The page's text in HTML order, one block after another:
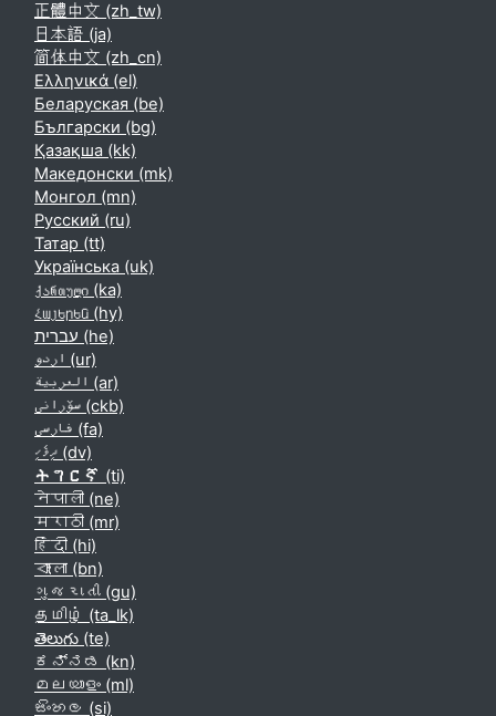
正體中文 ‎(zh_tw)‎
日本語 ‎(ja)‎
简体中文 ‎(zh_cn)‎
Ελληνικά ‎(el)‎
Беларуская ‎(be)‎
Български ‎(bg)‎
Қазақша ‎(kk)‎
Македонски ‎(mk)‎
Монгол ‎(mn)‎
Русский ‎(ru)‎
Татар ‎(tt)‎
Українська ‎(uk)‎
ქართული ‎(ka)‎
Հայերեն ‎(hy)‎
עברית ‎(he)‎
اردو ‎(ur)‎
العربية ‎(ar)‎
سۆرانی ‎(ckb)‎
فارسی ‎(fa)‎
ދިވެހި ‎(dv)‎
ትግርኛ ‎(ti)‎
नेपाली ‎(ne)‎
मराठी ‎(mr)‎
हिंदी ‎(hi)‎
বাংলা ‎(bn)‎
ગુજરાતી ‎(gu)‎
தமிழ் ‎(ta_lk)‎
తెలుగు ‎(te)‎
ಕನ್ನಡ ‎(kn)‎
മലയാളം ‎(ml)‎
සිංහල ‎(si)‎